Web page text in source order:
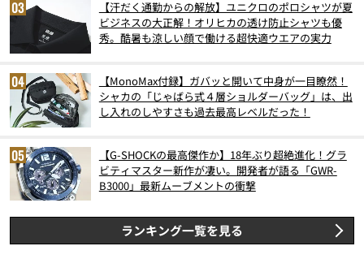
【汗だく通勤からの解放】ユニクロのポロシャツが夏
ビジネスの大正解！オリヒカの透け防止シャツも優
秀。酷暑も涼しい顔で働ける超快適ウエアの実力
【MonoMax付録】ガバッと開いて中身が一目瞭然！
シャカの「じゃばら式４層ショルダーバッグ」は、出
し入れのしやすさも過去最高レベルだった！
【G-SHOCKの最高傑作か】18年ぶり超絶進化！グラ
ビティマスター新作が凄い。開発者が語る「GWR-
B3000」最新ムーブメントの衝撃
ランキング一覧を見る